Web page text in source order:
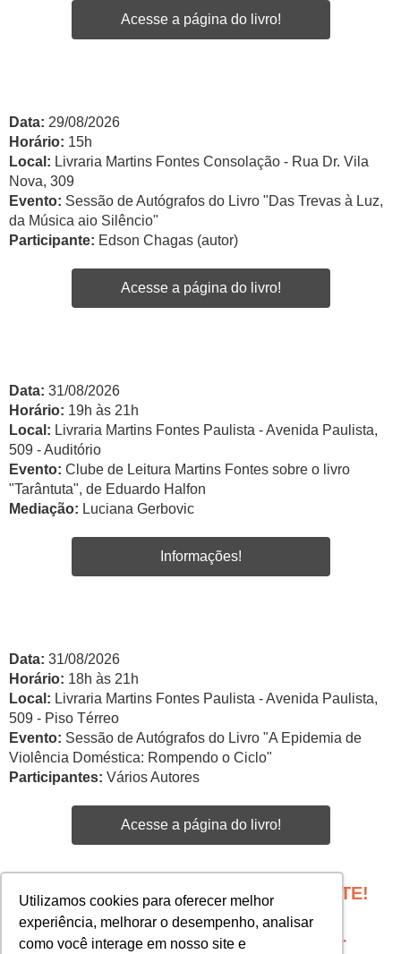
Utilizamos cookies para oferecer melhor
experiência, melhorar o desempenho, analisar
como você interage em nosso site e
Acesse a página do livro!
Data: 29/08/2026
Horário: 15h
Local: Livraria Martins Fontes Consolação - Rua Dr. Vila
Nova, 309
Evento: Sessão de Autógrafos do Livro "Das Trevas à Luz,
da Música aio Silêncio"
Participante: Edson Chagas (autor)
Acesse a página do livro!
Data: 31/08/2026
Horário: 19h às 21h
Local: Livraria Martins Fontes Paulista - Avenida Paulista,
509 - Auditório
Evento: Clube de Leitura Martins Fontes sobre o livro
"Tarântuta", de Eduardo Halfon
Mediação: Luciana Gerbovic
Informações!
Data: 31/08/2026
Horário: 18h às 21h
Local: Livraria Martins Fontes Paulista - Avenida Paulista,
509 - Piso Térreo
Evento: Sessão de Autógrafos do Livro "A Epidemia de
Violência Doméstica: Rompendo o Ciclo"
Participantes: Vários Autores
Acesse a página do livro!
PROGRAME SEU EVENTO COM A GENTE!
Edgar Santos -
esantos@martinsfontespaulista.com.br